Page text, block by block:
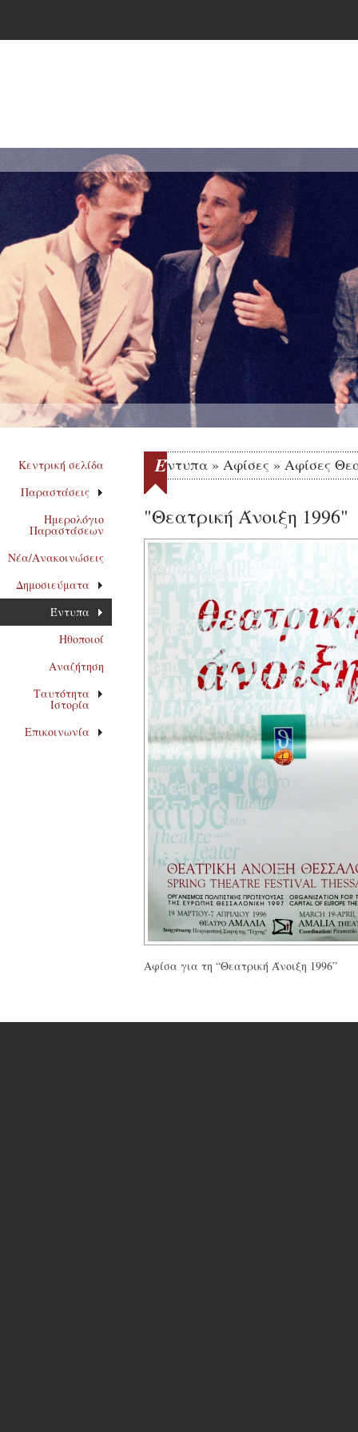
Κεντρική σελίδα
Παραστάσεις
Ημερολόγιο
Παραστάσεων
Νέα/Ανακοινώσεις
Δημοσιεύματα
Έντυπα
Ηθοποιοί
Αναζήτηση
Ταυτότητα
Ιστορία
Επικοινωνία
Έντυπα » Αφίσες » Αφίσες
"Θεατρική Άνοιξη 1996"
Αφίσα για τη “Θεατρική Άνοιξη 1996”